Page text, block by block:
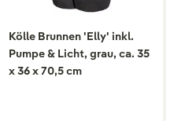
Kölle Brunnen 'Elly' inkl.
Pumpe & Licht, grau, ca. 35
x 36 x 70,5 cm